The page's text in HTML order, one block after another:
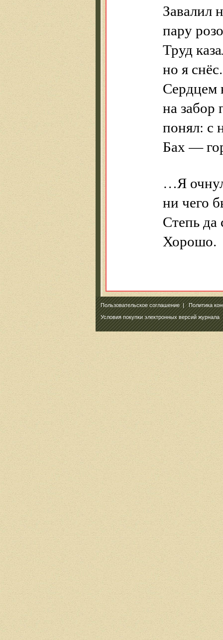
Завалил
пару
Труд
но я снёс.
Сердцем
на забор
понял: с
Бах —
…Я
ни чего
Степь да
Хорошо.
Пользовательское соглашение|Политика
Условия покупки электронных версий журнала